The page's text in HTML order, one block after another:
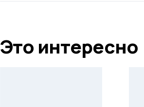
Это интересно